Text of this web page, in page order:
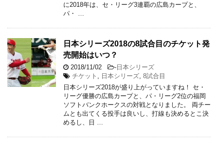
に2018年は、セ・リーグ3連覇の広島カープと、
パ・ …
日本シリーズ2018の8試合目のチケット発
売開始はいつ？
2018/11/02 -日本シリーズ
チケット
日本シリーズ 8試合目
日本シリーズ2018が盛り上がっていますね！ セ・
リーグ優勝の広島カープと、パ・リーグ2位の福岡
ソフトバンクホークスの対戦となりました。 両チー
ムとも出てくる投手は良いし、打線も決めるとこ決
めるし、日 …